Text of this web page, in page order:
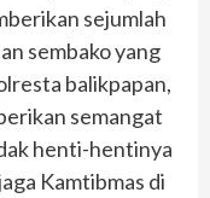
sejumlah
sembako yang
balikpapan,
semangat
henti-hentinya
Kamtibmas di